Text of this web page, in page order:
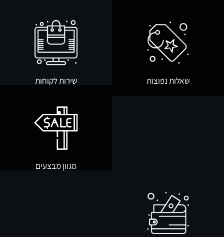
שאלות נפוצות שירות לקוחות
מגוון מבצעים